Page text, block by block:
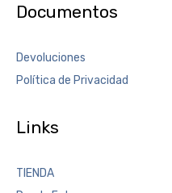
Documentos
Devoluciones
Política de Privacidad
Links
TIENDA